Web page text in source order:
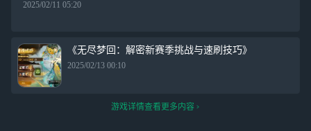
2025/02/11 05:20
《无尽梦回：解密新赛季挑战与速刷技巧》
2025/02/13 00:10
游戏详情查看更多内容